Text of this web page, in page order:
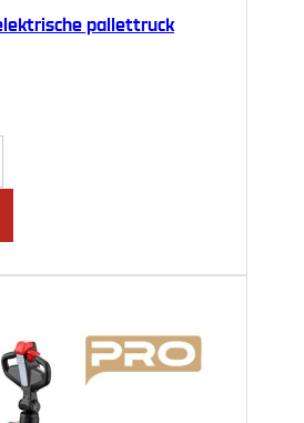
elektrische pallettruck